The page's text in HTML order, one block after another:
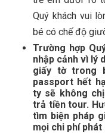
Quý khách vui
bé có chế độ
Trường hợp
nhập cảnh vì lý
giấy tờ trong
passport hết
ty sẽ không
trả tiền tour.
tìm biện pháp
mọi chi phí